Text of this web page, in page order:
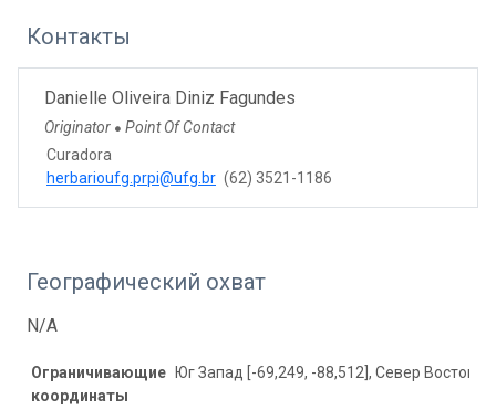
Контакты
Danielle Oliveira Diniz Fagundes
Originator ● Point Of Contact
Curadora
herbarioufg.prpi@ufg.br (62) 3521-1186
Географический охват
N/A
Ограничивающие
координаты
Юг Запад [-69,249, -88,512], Север Восток